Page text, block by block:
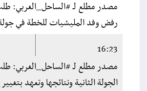
مصدر مطلع لـ #الساحل_الغربي:
رفض وفد المليشيات للخطة في
16:23
مصدر مطلع لـ #الساحل_الغربي:
الجولة الثانية ونتائجها وتعهد